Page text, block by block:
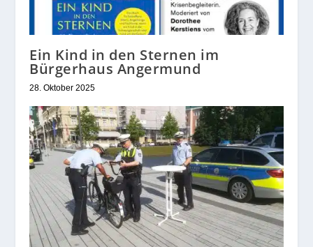
Ein Kind in den Sternen im
Bürgerhaus Angermund
28. Oktober 2025